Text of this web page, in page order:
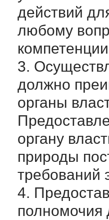
действий
любому
3.
должно
органы
органу
природы
требований
4.
полномочия